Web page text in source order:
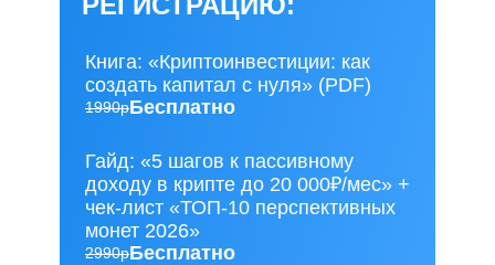
Книга: «Криптоинвестиции: как
создать капитал с нуля» (PDF)
1990рБесплатно
Гайд: «5 шагов к пассивному
доходу в крипте до 20 000₽/мес» +
чек-лист «ТОП-10 перспективных
монет 2026»
2990рБесплатно